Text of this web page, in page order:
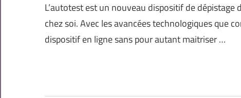
L’autotest est un nouveau dispositif de
chez soi. Avec les avancées technologiques que
dispositif en ligne sans pour autant maitriser …